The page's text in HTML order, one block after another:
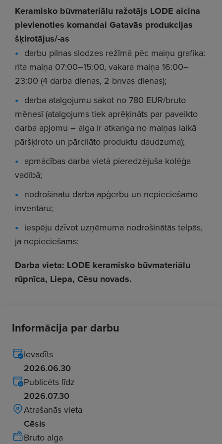
Keramisko būvmateriālu ražotājs LODE aicina
pievienoties komandai Gatavās produkcijas
šķirotājus/-as
darbu pilnas slodzes režīmā pēc maiņu grafika:
rīta maiņa 07:00–15:00, vakara maiņa 16:00–
23:00 (4 darba dienas, 2 brīvas dienas);
darba atalgojumu sākot no 780 EUR/bruto
mēnesī (atalgojums tiek aprēķināts par paveikto
darba apjomu – alga ir atkarīga no maiņas laikā
pāršķiroto un pārcilāto produktu daudzuma);
apmācības darba vietā pieredzējuša kolēģa
vadībā;
nodrošinātu darba apģērbu un nepieciešamo
inventāru;
iespēju dzīvot uzņēmuma nodrošinātās telpās,
ja nepieciešams;
Darba vieta: LODE keramisko būvmateriālu
rūpnīca, Liepa, Cēsu novads.
Informācija par darbu
Ievadīts
2026.06.30
Publicēts līdz
2026.07.30
Atrašanās vieta
Cēsis
Bruto alga